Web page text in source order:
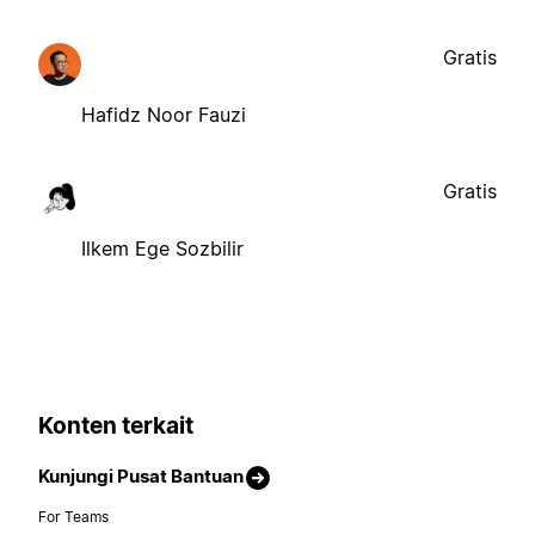
Hafidz Noor Fauzi
Gratis
Ilkem Ege Sozbilir
Gratis
Konten terkait
Kunjungi Pusat Bantuan
For Teams